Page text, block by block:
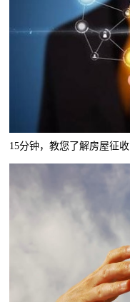
15分钟，教您了解房屋征收